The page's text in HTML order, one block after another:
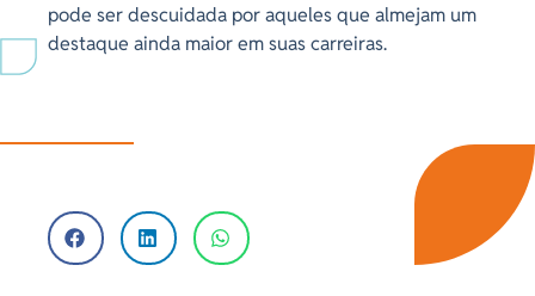
pode ser descuidada por aqueles que almejam um
destaque ainda maior em suas carreiras.